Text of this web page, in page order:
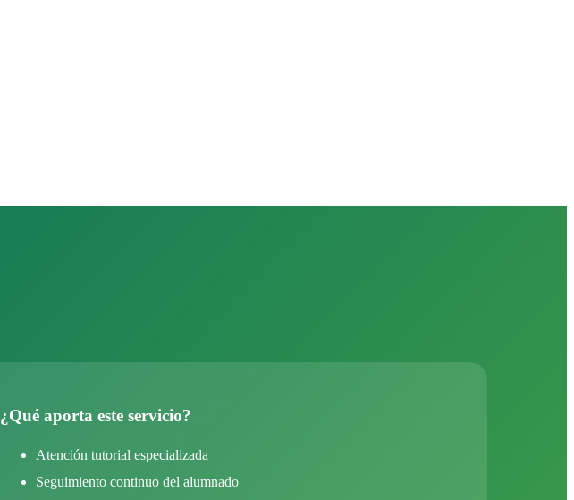
¿Qué aporta este servicio?
Atención tutorial especializada
Seguimiento continuo del alumnado